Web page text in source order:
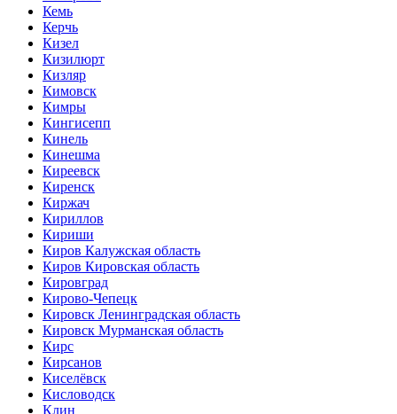
Кемь
Керчь
Кизел
Кизилюрт
Кизляр
Кимовск
Кимры
Кингисепп
Кинель
Кинешма
Киреевск
Киренск
Киржач
Кириллов
Кириши
Киров Калужская область
Киров Кировская область
Кировград
Кирово-Чепецк
Кировск Ленинградская область
Кировск Мурманская область
Кирс
Кирсанов
Киселёвск
Кисловодск
Клин